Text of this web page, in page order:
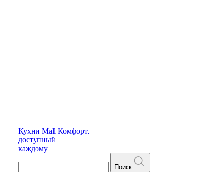
Кухни Mall Комфорт,
доступный
каждому
Поиск